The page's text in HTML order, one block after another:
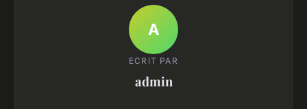
A
ECRIT PAR
admin